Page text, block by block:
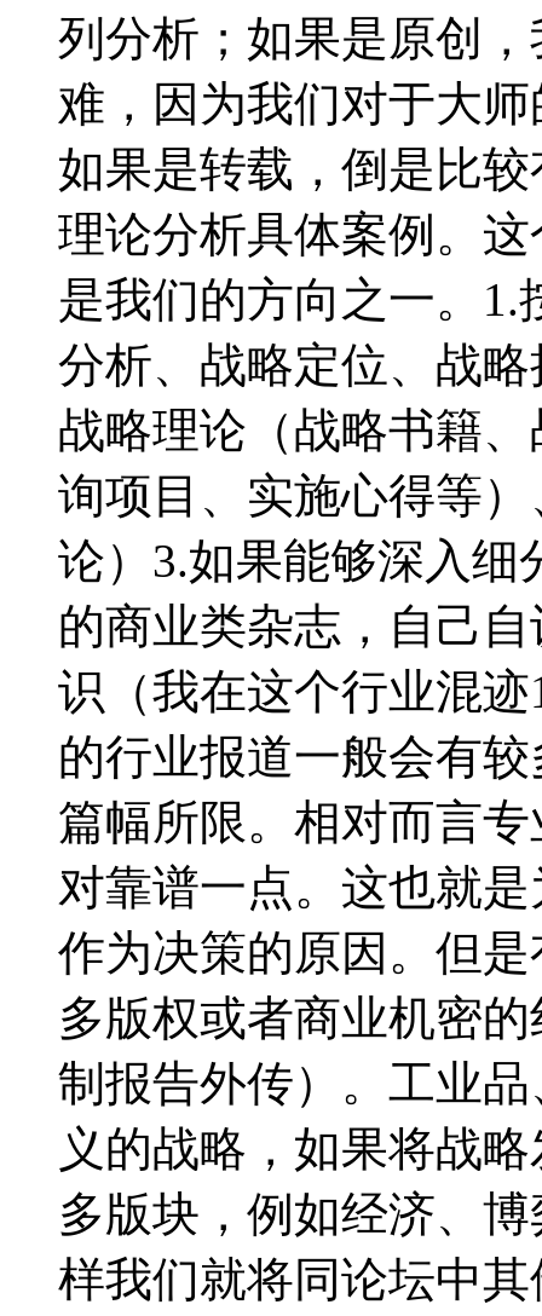
列分析；如果是原创
难，因为我们对于大
如果是转载，倒是比
理论分析具体案例。
是我们的方向之一。
分析、战略定位、战
战略理论（战略书籍
询项目、实施心得等
论）3.如果能够深入细
的商业类杂志，自己
识（我在这个行业混
的行业报道一般会有
篇幅所限。相对而言
对靠谱一点。这也就
作为决策的原因。但
多版权或者商业机密
制报告外传）。工业
义的战略，如果将战
多版块，例如经济、
样我们就将同论坛中